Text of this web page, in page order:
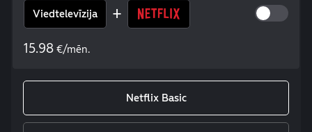
Viedtelevīzija +
15.98 €/mēn.
Netflix Basic